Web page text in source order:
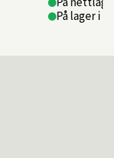
På lager i